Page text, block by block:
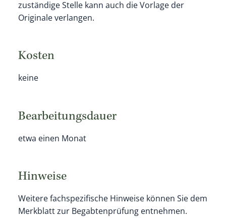
zuständige Stelle kann auch die Vorlage der
Originale verlangen.
Kosten
keine
Bearbeitungsdauer
etwa einen Monat
Hinweise
Weitere fachspezifische Hinweise können Sie dem
Merkblatt zur Begabtenprüfung entnehmen.